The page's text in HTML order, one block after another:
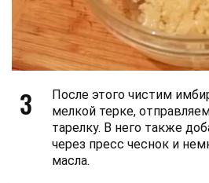
3
После этого чистим
мелкой терке,
тарелку. В него также
через пресс чеснок и
масла.